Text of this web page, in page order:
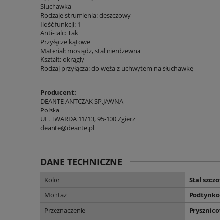
Słuchawka
Rodzaje strumienia: deszczowy
Ilość funkcji: 1
Anti-calc: Tak
Przyłącze kątowe
Materiał: mosiądz, stal nierdzewna
Kształt: okrągły
Rodzaj przyłącza: do węża z uchwytem na słuchawkę
Producent:
DEANTE ANTCZAK SP.JAWNA
Polska
UL. TWARDA 11/13, 95-100 Zgierz
deante@deante.pl
DANE TECHNICZNE
Kolor
Stal
Montaż
Przeznaczenie